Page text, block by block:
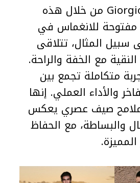
تقدم Giorgio Armani من خلال هذه
مفتوحة للانغماس في
المثال، تتلاقى
مع الخفة والراحة.
متكاملة تجمع بين
والأداء العملي. إنها
صيف عصري يعكس
والبساطة، مع الحفاظ